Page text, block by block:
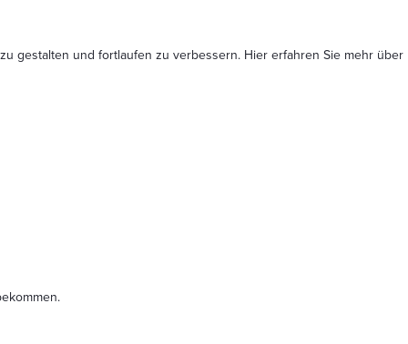
gestalten und fortlaufen zu verbessern. Hier erfahren Sie mehr über